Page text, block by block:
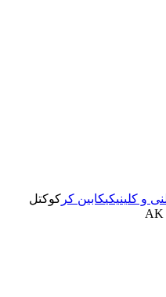
و کلینیکیکابین کر کوکتل